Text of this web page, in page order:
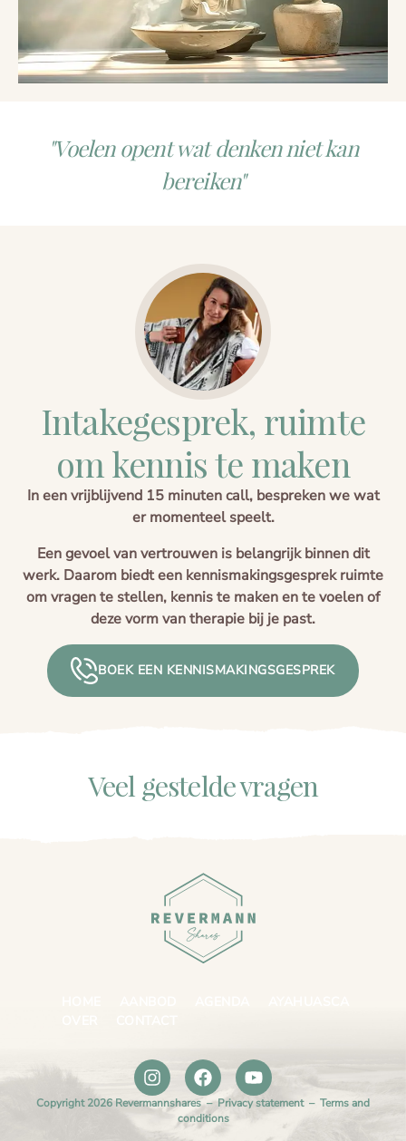
"Voelen opent wat denken niet kan
bereiken"
Intakegesprek, ruimte
om kennis te maken
In een vrijblijvend 15 minuten call, bespreken we wat
er momenteel speelt.
Een gevoel van vertrouwen is belangrijk binnen dit
werk. Daarom biedt een kennismakingsgesprek ruimte
om vragen te stellen, kennis te maken en te voelen of
deze vorm van therapie bij je past.
BOEK EEN KENNISMAKINGSGESPREK
Veel gestelde vragen
Copyright 2026 Revermannshares –Privacy statement– Terms and
conditions